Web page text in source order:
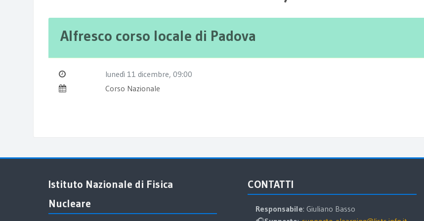
Alfresco corso locale di Padova
lunedì 11 dicembre, 09:00
Corso Nazionale
Istituto Nazionale di Fisica
Nucleare
CONTATTI
Responsabile: Giuliano Basso